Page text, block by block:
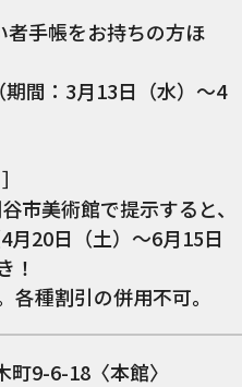
者手帳をお持ちの方ほ
間：3月13日（水）～4
市美術館で提示すると、
月20日（土）～6月15日
！
種割引の併用不可。
9-6-18〈本館〉